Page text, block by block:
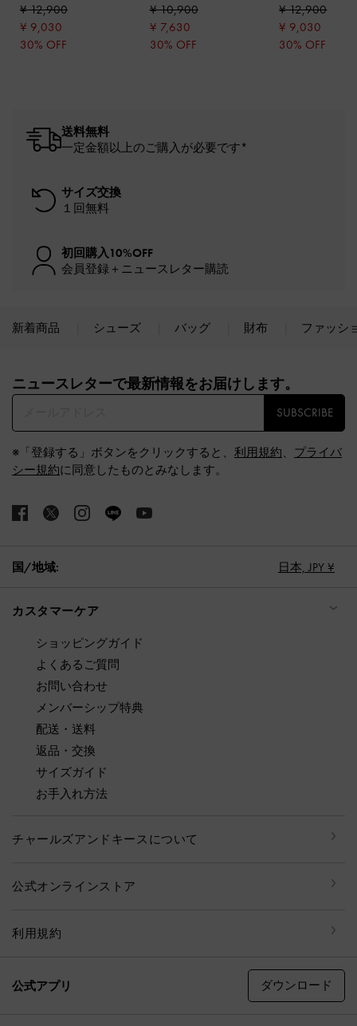
¥ 12,900
¥ 9,030
30% OFF
¥ 10,900
¥ 7,630
30% OFF
¥ 12,900
¥ 9,030
30% OFF
送料無料
一定金額以上のご購入が必要です*
サイズ交換
１回無料
初回購入10%OFF
会員登録＋ニュースレター購読
新着商品 シューズ バッグ 財布 ファッシ
ニュースレターで最新情報をお届けします。​
SUBSCRIBE
※「登録する」ボタンをクリックすると、 利用規約、 プライバ
シー規約に同意したものとみなします。
国/地域: 日本, JPY ¥
カスタマーケア
ショッピングガイド
よくあるご質問
お問い合わせ
メンバーシップ特典
配送・送料
返品・交換
サイズガイド
お手入れ方法
チャールズアンドキースについて
公式オンラインストア
利用規約
公式アプリ ダウンロード